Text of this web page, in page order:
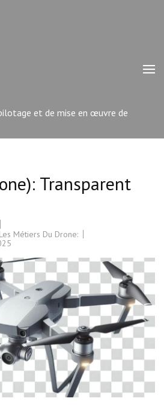
et de mise en œuvre de
Transparent
Métiers Du Drone: